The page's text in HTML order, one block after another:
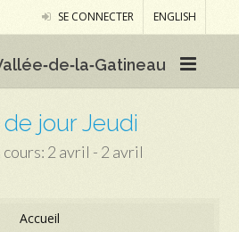
SE CONNECTER ENGLISH
jour Jeudi
cours: 2 avril - 2 avril
Accueil